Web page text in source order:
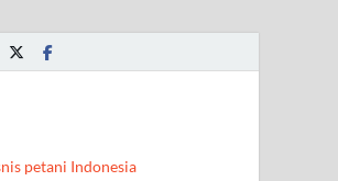
petani Indonesia